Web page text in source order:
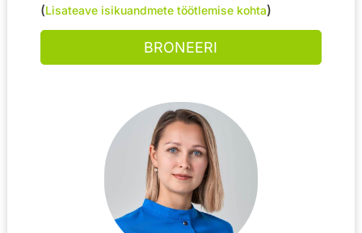
(Lisateave isikuandmete töötlemise kohta)